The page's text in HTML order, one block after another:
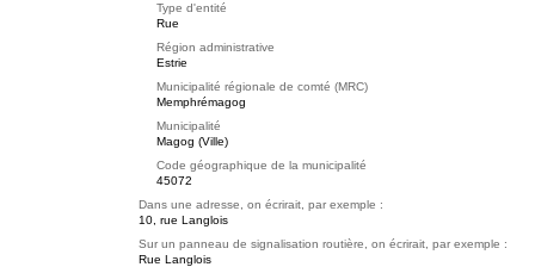
Type d'entité
Rue
Région administrative
Estrie
Municipalité régionale de comté (MRC)
Memphrémagog
Municipalité
Magog (Ville)
Code géographique de la municipalité
45072
Dans une adresse, on écrirait, par exemple :
10, rue Langlois
Sur un panneau de signalisation routière, on écrirait, par exemple :
Rue Langlois